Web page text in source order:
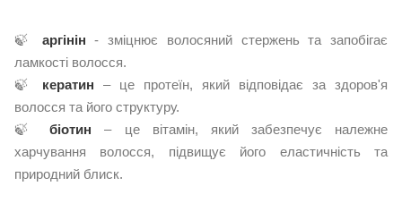
🍃 аргінін - зміцнює волосяний стержень та запобігає
ламкості волосся.
🍃 кератин – це протеїн, який відповідає за здоров'я
волосся та його структуру.
🍃біотин – це вітамін, який забезпечує належне
харчування волосся, підвищує його еластичність та
природний блиск.